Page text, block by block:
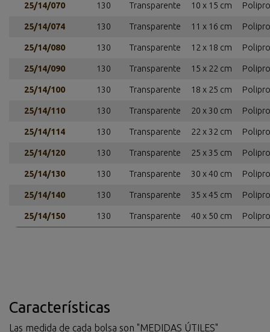
25/14/070 130 Transparente 10 x 15 cm
25/14/074 130 Transparente 11 x 16 cm
25/14/080 130 Transparente 12 x 18 cm
25/14/090 130 Transparente 15 x 22 cm
25/14/100 130 Transparente 18 x 25 cm
25/14/110 130 Transparente 20 x 30 cm
25/14/114 130 Transparente 22 x 32 cm
25/14/120 130 Transparente 25 x 35 cm
25/14/130 130 Transparente 30 x 40 cm
25/14/140 130 Transparente 35 x 45 cm
25/14/150 130 Transparente 40 x 50 cm
Características
Las medida de cada bolsa son "MEDIDAS ÚTILES"